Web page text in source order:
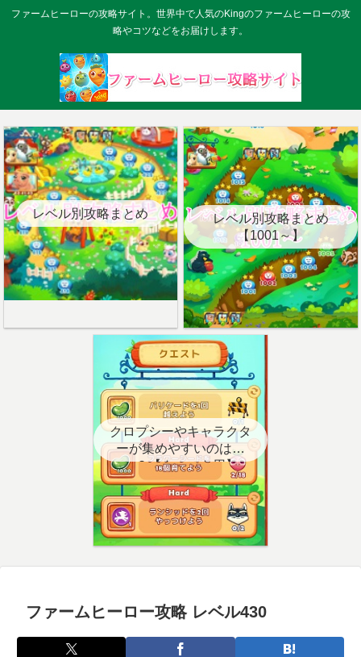
ファームヒーローの攻略サイト。世界中で人気のKingのファームヒーローの攻
略やコツなどをお届けします。
レベル別攻略まとめ
レベル別攻略まとめ
【1001～】
クロプシーやキャラクタ
ーが集めやすいのはど
こ？【クエスト用】
ファームヒーロー攻略 レベル430